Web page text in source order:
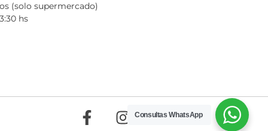
(solo supermercado)
hs
Consultas WhatsApp